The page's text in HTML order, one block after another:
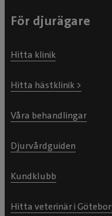
För djurägare
Hitta klinik
Hitta hästklinik >
Våra behandlingar
Djurvårdguiden
Kundklubb
Hitta veterinär i